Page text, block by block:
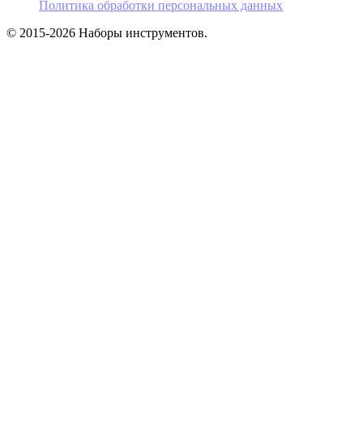
Политика обработки персональных данных
© 2015-2026 Наборы инструментов.